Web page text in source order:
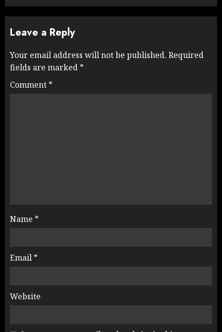
Leave a Reply
Your email address will not be published. Required
fields are marked *
Comment *
Name *
Email *
Website